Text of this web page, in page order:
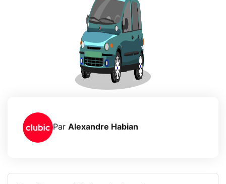
Par Alexandre Habian